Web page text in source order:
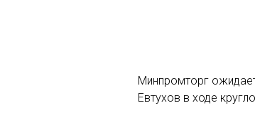
Минпромторг
Евтухов в ходе